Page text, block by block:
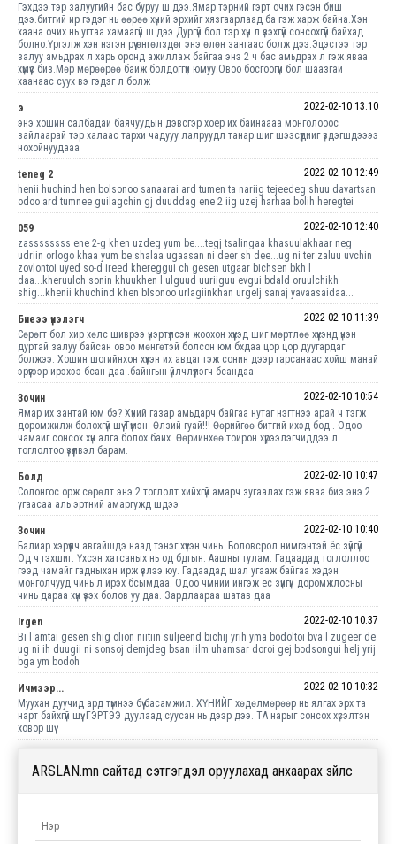
Гэхдээ тэр залуугийн бас буруу ш дээ.Ямар тэрний гэрт очих гэсэн биш
дээ.битгий ир гэдэг нь өөрөө хүний эрхийг хязгаарлаад ба гэж харж байна.Хэн
хаана очих нь угтаа хамаагүй ш дээ.Дургүй бол тэр хүн л үзэхгүй сонсохгүй байхад
болно.Үргэлж хэн нэгэн рүү өнгөлздөг энэ өлөн зангаас болж дээ.Эцэстээ тэр
залуу амьдрах л харь оронд ажиллаж байгаа энэ 2 ч бас амьдрах л гэж яваа
хүмүүс биз.Мөр мөрөөрөө байж болдоггүй юмуу.Овоо босгоогүй бол шаазгай
хаанаас суух вэ гэдэг л болж
э
2022-02-10 13:10
энэ хошин салбадай баячуудын дэвсгэр хоёр их байнаааа монголооос
зайлаарай тэр халаас тархи чадууу лалруудл танар шиг шээсүүдииг үздэгшдээээ
нохойнуудааа
teneg 2
2022-02-10 12:49
henii huchind hen bolsonoo sanaarai ard tumen ta nariig tejeedeg shuu davartsan
odoo ard tumnee guilagchin gj duuddag ene 2 iig uzej harhaa bolih heregtei
059
2022-02-10 12:40
zassssssss ene 2-g khen uzdeg yum be....tegj tsalingaa khasuulakhaar neg
udriin orlogo khaa yum be shalaa ugaasan ni deer sh dee...ug ni ter zaluu uvchin
zovlontoi uyed so-d ireed khereggui ch gesen utgaar bichsen bkh l
daa...kheruulch sonin khuukhen l ulguud uuriiguu evgui bdald oruulchikh
shig...khenii khuchind khen blsonoo urlagiinkhan urgelj sanaj yavaasaidaa...
Биеээ үнэлэгч
2022-02-10 11:39
Сөрөгт бол хир хөлс шиврээ үнэртүүлсэн жоохон хүүхэд шиг мөртлөө хүүхэнд үнэн
дуртай залуу байсан овоо мөнгөтэй болсон юм бхдаа цор цор дуугардаг
болжээ. Хошин шогийнхон хүүхэн их авдаг гэж сонин дээр гарсанаас хойш манай
эрүүгээр ирэхээ бсан даа .байнгын үйлчлүүлэгч бсандаа
Зочин
2022-02-10 10:54
Ямар их зантай юм бэ? Хүний газар амьдарч байгаа нутаг нэгтнээ арай ч тэгж
доромжилж болохгүй шүү Түмэн- Өлзий гуай!!! Өөрийгөө битгий ихэд бод . Одоо
чамайг сонсох хүн алга болох байх. Өөрийнхөө тойрон хүрээлэгчиддээ л
тоглолтоо үзүүлвэл барам.
Болд
2022-02-10 10:47
Солонгос орж сөрөлт энэ 2 тоглолт хийхгүй амарч зугаалах гэж яваа биз энэ 2
угаасаа аль эртний амаргужд шдээ
Зочин
2022-02-10 10:40
Балиар хэрүүлч авгайшдэ наад тэнэг хүүхэн чинь. Боловсрол нимгэнтэй ёс зүйгүй.
Од ч гэхшиг. Үхсэн хатсаных нь од бдгын. Аашны тулам. Гадаадад тоглоллоо
гээд чамайг гадныхан ирж үзлээ юу. Гадаадад шал угааж байгаа хэдэн
монголчууд чинь л ирэх бсымдаа. Одоо чмний ингэж ёс зүйгүй доромжлосны
чинь дараа хүн үзэх болов уу даа. Зардлаараа шатав даа
Irgen
2022-02-10 10:37
Bi l amtai gesen shig olion niitiin suljeend bichij yrih yma bodoltoi bva l zugeer de
ug ni ih duugii ni sonsoj demjdeg bsan iilm uhamsar doroi gej bodsongui helj yrij
bga ym bodoh
Ичмээр...
2022-02-10 10:32
Муухан дуучид ард түмнээ бүү басамжил. ХҮНИЙГ хөдөлмөрөөр нь ялгах эрх та
нарт байхгүй шүү. ГЭРТЭЭ дуулаад суусан нь дээр дээ. ТА нарыг сонсох хүсэлтэн
ховор шүү
ARSLAN.mn сайтад сэтгэгдэл оруулахад анхаарах зүйлс